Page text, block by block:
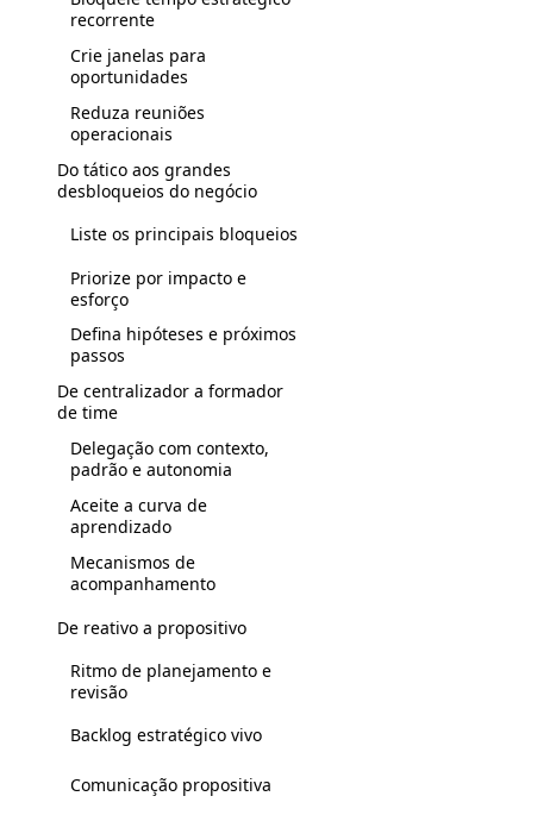
recorrente
Crie janelas para
oportunidades
Reduza reuniões
operacionais
Do tático aos grandes
desbloqueios do negócio
Liste os principais bloqueios
Priorize por impacto e
esforço
Defina hipóteses e próximos
passos
De centralizador a formador
de time
Delegação com contexto,
padrão e autonomia
Aceite a curva de
aprendizado
Mecanismos de
acompanhamento
De reativo a propositivo
Ritmo de planejamento e
revisão
Backlog estratégico vivo
Comunicação propositiva